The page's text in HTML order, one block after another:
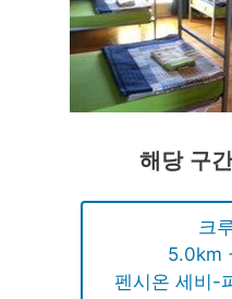
해당 구
크
5.0km
펜시온 세비-